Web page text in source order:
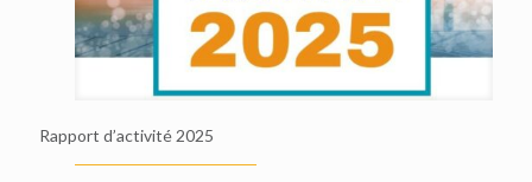
Rapport d’activité 2025